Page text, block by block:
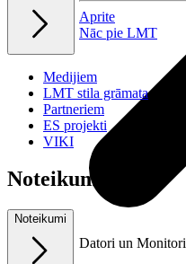
Aprite
Nāc pie LMT
Datori un Monitori
Medijiem
LMT stila grāmata
Partneriem
ES projekti
VIKI
Noteikumi
Noteikumi